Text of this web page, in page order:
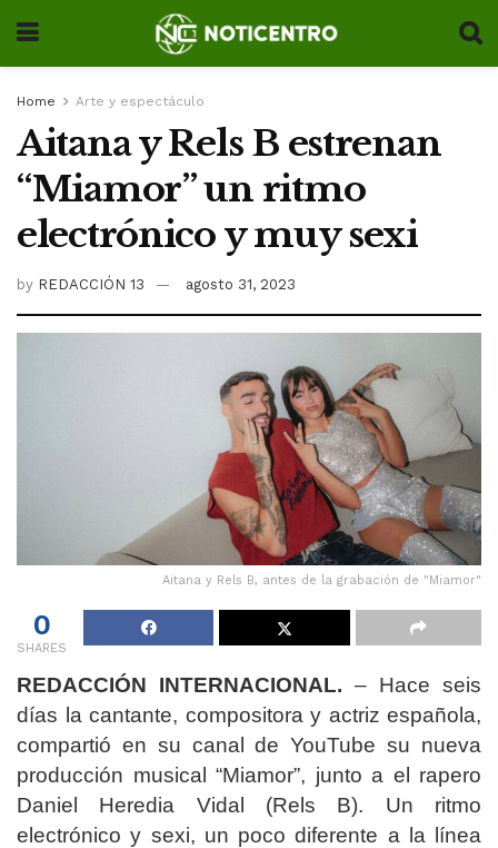
Home Arte y espectáculo
Aitana y Rels B estrenan
“Miamor” un ritmo
electrónico y muy sexi
by REDACCIÓN 13 agosto 31, 2023
Aitana y Rels B, antes de la grabación de "Miamor"
0
SHARES
REDACCIÓN INTERNACIONAL. – Hace seis
días la cantante, compositora y actriz española,
compartió en su canal de YouTube su nueva
producción musical “Miamor”, junto a el rapero
Daniel Heredia Vidal (Rels B). Un ritmo
electrónico y sexi, un poco diferente a la línea